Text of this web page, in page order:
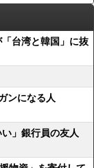
台湾と韓国」に抜
ンになる人
」銀行員の友人